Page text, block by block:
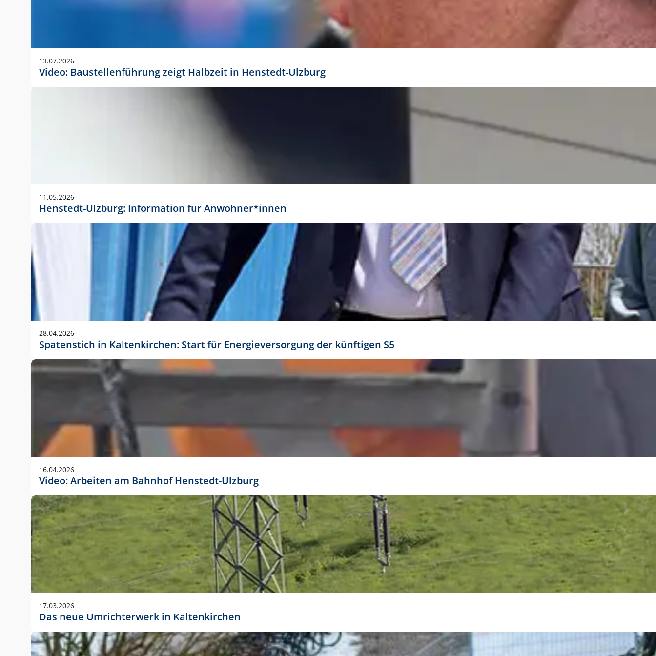
Anwendungsgröße im Layout:
Die Logohöhe beträgt 4 – 10 % der jeweiligen Formathöhe. Daraus ergeben sich für gängige Formate
folgende fest definierte Anwendungsgrößen im Layout:
DIN A3 – 15 mm hoch (5 %)
DIN A1 – 39 mm hoch (5 %)
DIN lang – 10 mm hoch (5 %)
1080 x 1080 px – 78 px hoch (7 %)
In Ausnahmefällen darf das Logo jedoch auch größer oder kleiner gesetzt werden. Dazu bedarf es jedoch
stets der vorherigen Absprache mit der Marketingabteilung.
13.07.2026
Video: Baustellenführung zeigt Halbzeit in Henstedt-Ulzburg
11.05.2026
Henstedt-Ulzburg: Information für Anwohner*innen
28.04.2026
Spatenstich in Kaltenkirchen: Start für Energieversorgung der künftigen S5
16.04.2026
Video: Arbeiten am Bahnhof Henstedt-Ulzburg
17.03.2026
Das neue Umrichterwerk in Kaltenkirchen